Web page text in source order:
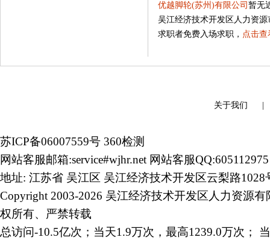
优越脚轮(苏州)有限公司 暂无
吴江经济技术开发区人力资
求职者免费入场求职， 点击查
关于我们
苏ICP备06007559号 360检测
网站客服邮箱:service#wjhr.net 网站客服QQ:605112975
地址: 江苏省 吴江区 吴江经济技术开发区云梨路1028
Copyright 2003-2026 吴江经济技术开发区人力资源有
权所有、严禁转载
总访问-10.5亿次；当天1.9万次，最高1239.0万次；